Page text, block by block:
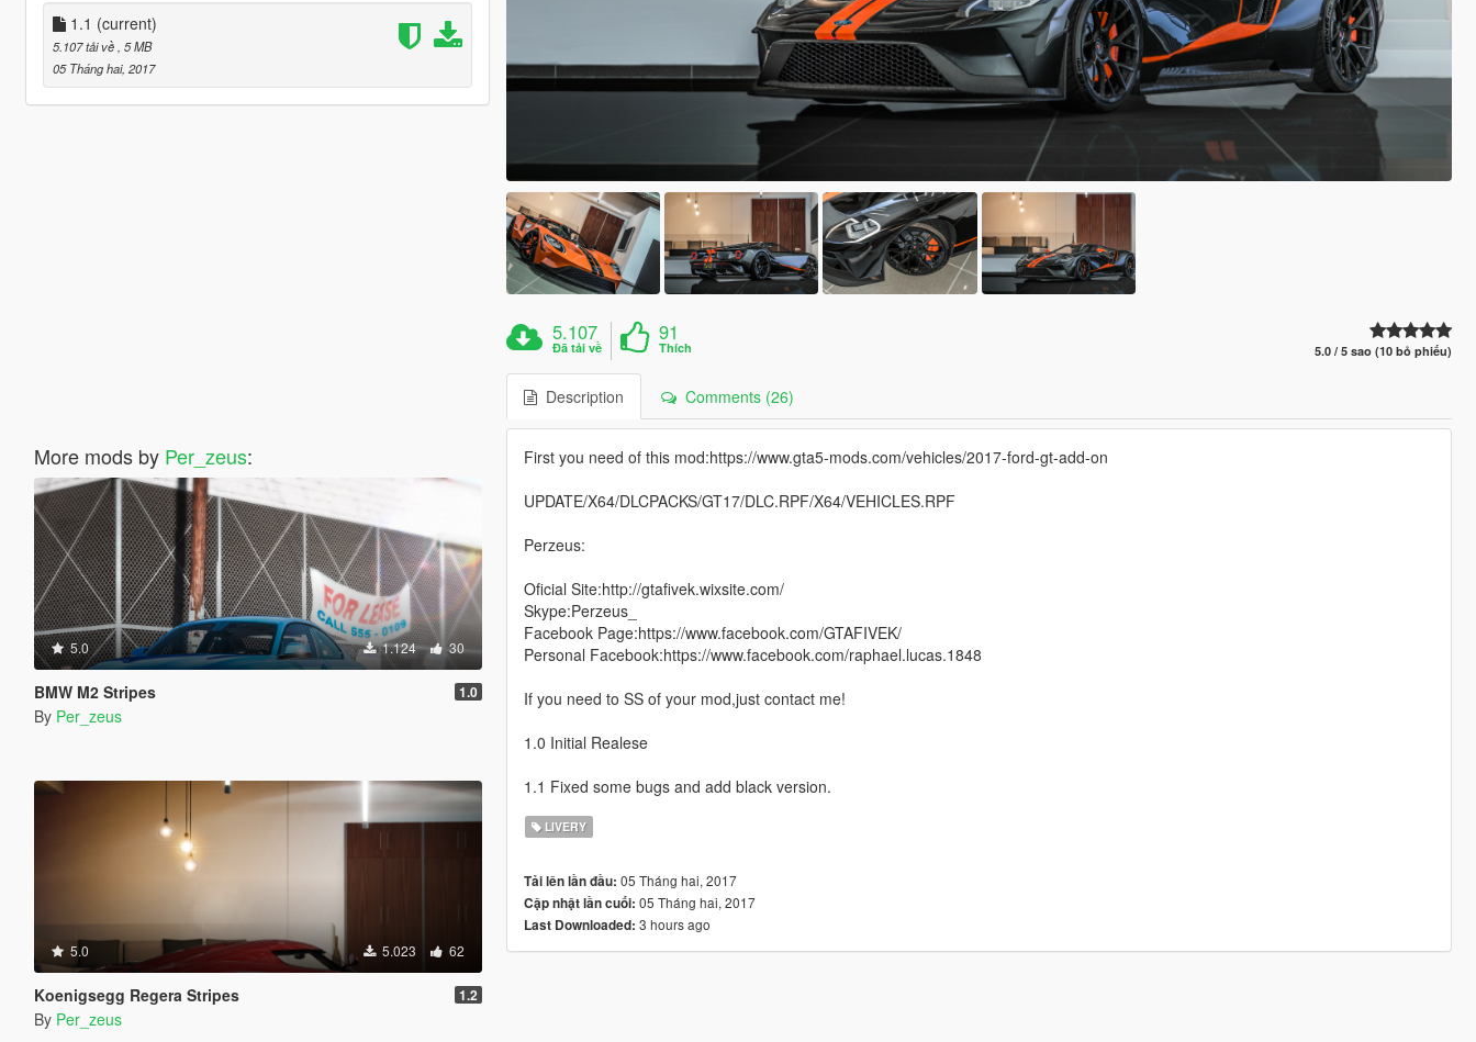
1.1 (current)
5.107 tải về , 5 MB
05 Tháng hai, 2017
More mods by Per_zeus:
5.0 1.124 30
BMW M2 Stripes 1.0
By Per_zeus
5.0 5.023 62
Koenigsegg Regera Stripes 1.2
By Per_zeus
5.107
Đã tải về
91
Thích 5.0 / 5 sao (10 bỏ phiếu)
Description Comments (26)
First you need of this mod:https://www.gta5-mods.com/vehicles/2017-ford-gt-add-on
UPDATE/X64/DLCPACKS/GT17/DLC.RPF/X64/VEHICLES.RPF
Perzeus:
Oficial Site:http://gtafivek.wixsite.com/
Skype:Perzeus_
Facebook Page:https://www.facebook.com/GTAFIVEK/
Personal Facebook:https://www.facebook.com/raphael.lucas.1848
If you need to SS of your mod,just contact me!
1.0 Initial Realese
1.1 Fixed some bugs and add black version.
LIVERY
Tải lên lần đầu: 05 Tháng hai, 2017
Cập nhật lần cuối: 05 Tháng hai, 2017
Last Downloaded: 3 hours ago